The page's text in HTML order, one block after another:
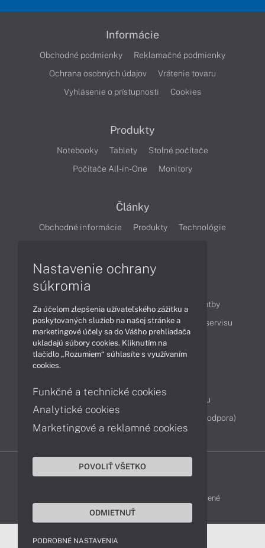
Informácie
Obchodné podmienky
Reklamačné podmienky
Ochrana osobných údajov
Vrátenie tovaru
Vyhlásenie o prístupnosti
Cookies
Produkty
Notebooky Tablety
Stolné počítače
Počítače All-in-One
Monitory
Články
Obchodné informácie Produkty
Technológie
Ako nakupovať
Možnosti doručenia a platby
Podpora a servis
Servisné služby Cenník servisu
Kontakty
Reklamácia tovaru
Diagnostiky online
TeamViewer (vzdialená podpora)
DELL-SHOP © 2011 - 2026 Všetky práva vyhradené
Nastavenie ochrany
súkromia
Za účelom zlepšenia užívateľského zážitku a
poskytovaných služieb na našej stránke a
marketingové účely sa do Vášho prehliadača
ukladajú súbory cookies. Kliknutím na
tlačidlo „Rozumiem“ súhlasíte s využívaním
cookies.
Funkčné a technické cookies
Analytické cookies
Marketingové a reklamné cookies
POVOLIŤ VŠETKO
ODMIETNUŤ
PODROBNÉ NASTAVENIA